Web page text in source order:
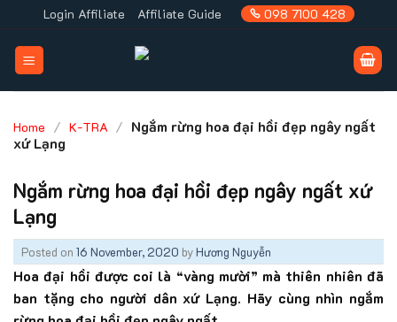
to
content
Login Affiliate Affiliate Guide 098 7100 428
Home / K-TRA / Ngắm rừng hoa đại hồi đẹp ngây ngất
xứ Lạng
Ngắm rừng hoa đại hồi đẹp ngây ngất xứ
Lạng
Posted on 16 November, 2020 byHương Nguyễn
Hoa đại hồi được coi là “vàng mười” mà thiên nhiên đã
ban tặng cho người dân xứ Lạng. Hãy cùng nhìn ngắm